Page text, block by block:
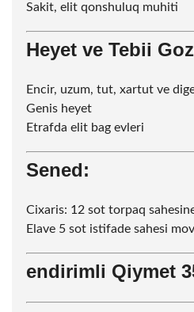
Sakit, elit qonshuluq muhiti
Heyet ve Tebii
Encir, uzum, tut, xartut ve
Genis heyet
Etrafda elit bag evleri
Sened:
Cixaris: 12 sot torpaq
Elave 5 sot istifade sahesi
endirimli Qiymet